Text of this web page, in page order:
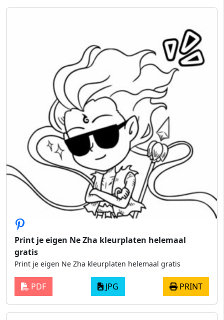
Print je eigen Ne Zha kleurplaten helemaal
gratis
Print je eigen Ne Zha kleurplaten helemaal gratis
PDF JPG PRINT